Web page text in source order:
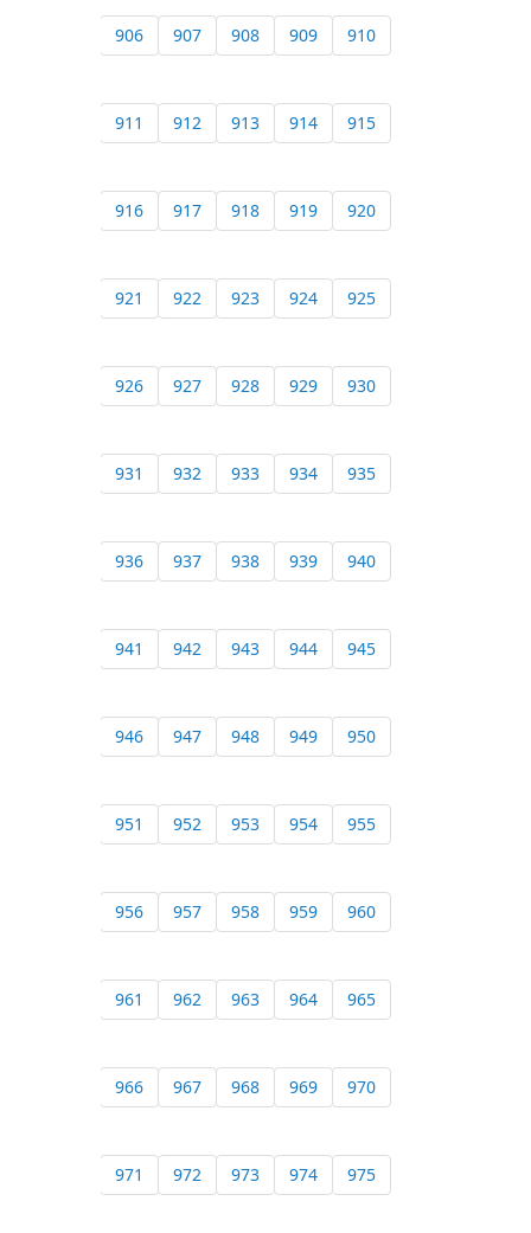
906 907 908 909 910
911 912 913 914 915
916 917 918 919 920
921 922 923 924 925
926 927 928 929 930
931 932 933 934 935
936 937 938 939 940
941 942 943 944 945
946 947 948 949 950
951 952 953 954 955
956 957 958 959 960
961 962 963 964 965
966 967 968 969 970
971 972 973 974 975